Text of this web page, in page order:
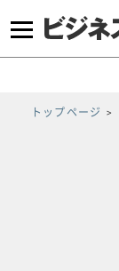
トップページ